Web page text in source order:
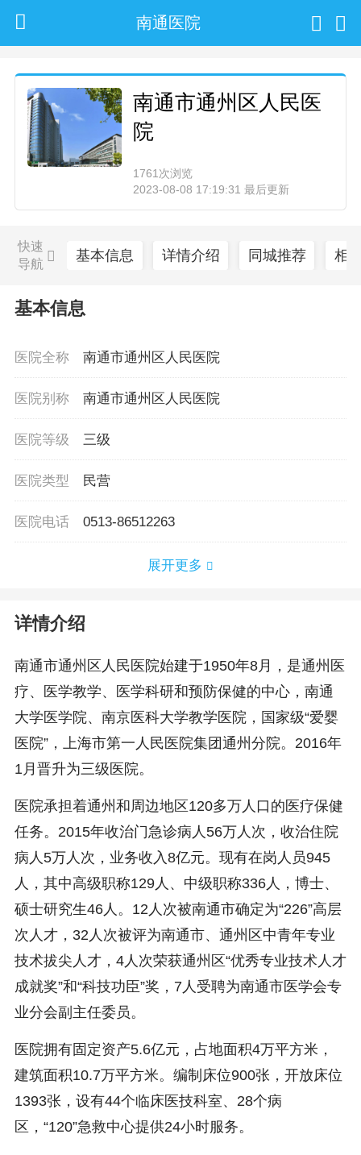
南通医院
南通市通州区人民医
院
1761次浏览
2023-08-08 17:19:31 最后更新
快速
导航
基本信息 详情介绍 同城推荐 相
基本信息
医院全称 南通市通州区人民医院
医院别称 南通市通州区人民医院
医院等级 三级
医院类型 民营
医院电话 0513-86512263
展开更多
详情介绍
南通市通州区人民医院始建于1950年8月，是通州医
疗、医学教学、医学科研和预防保健的中心，南通
大学医学院、南京医科大学教学医院，国家级“爱婴
医院”，上海市第一人民医院集团通州分院。2016年
1月晋升为三级医院。
医院承担着通州和周边地区120多万人口的医疗保健
任务。2015年收治门急诊病人56万人次，收治住院
病人5万人次，业务收入8亿元。现有在岗人员945
人，其中高级职称129人、中级职称336人，博士、
硕士研究生46人。12人次被南通市确定为“226”高层
次人才，32人次被评为南通市、通州区中青年专业
技术拔尖人才，4人次荣获通州区“优秀专业技术人才
成就奖”和“科技功臣”奖，7人受聘为南通市医学会专
业分会副主任委员。
医院拥有固定资产5.6亿元，占地面积4万平方米，
建筑面积10.7万平方米。编制床位900张，开放床位
1393张，设有44个临床医技科室、28个病
区，“120”急救中心提供24小时服务。